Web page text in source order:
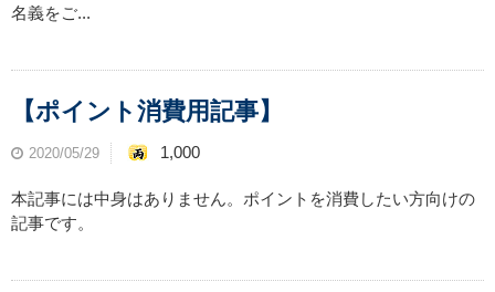
名義をご...
【ポイント消費用記事】
2020/05/29 1,000
本記事には中身はありません。ポイントを消費したい方向けの
記事です。